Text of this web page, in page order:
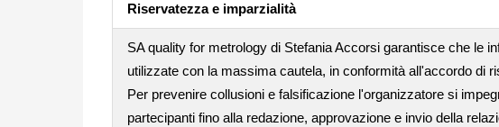
Riservatezza e imparzialità
SA quality for metrology di Stefania Accorsi garantisce che le
utilizzate con la massima cautela, in conformità all'accordo di
Per prevenire collusioni e falsificazione l'organizzatore si
partecipanti fino alla redazione, approvazione e invio della